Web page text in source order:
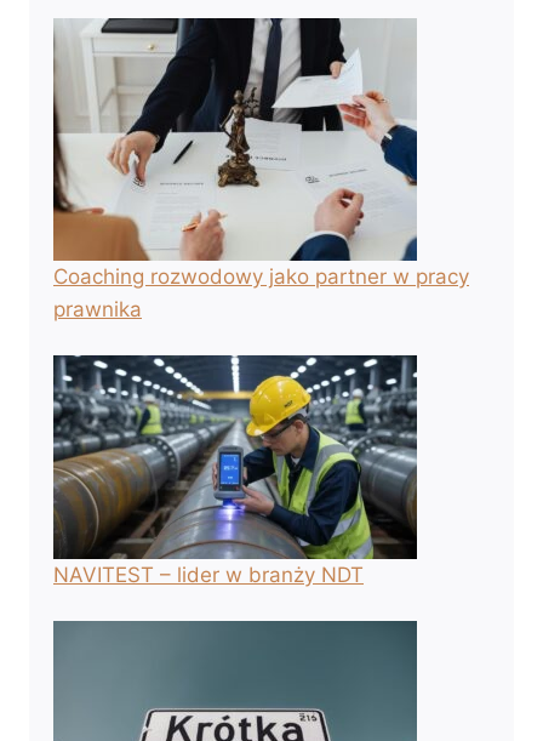
Coaching rozwodowy jako partner w pracy
prawnika
NAVITEST – lider w branży NDT